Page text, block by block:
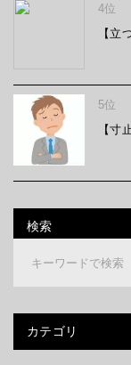
4位
【立
5位
【寸
検索
カテゴリ